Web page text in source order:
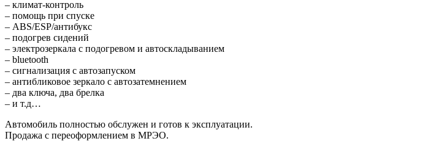
– климат-контроль
– помощь при спуске
– ABS/ESP/антибукс
– подогрев сидений
– электрозеркала с подогревом и автоскладыванием
– bluetooth
– сигнализация с автозапуском
– антибликовое зеркало с автозатемнением
– два ключа, два брелка
– и т.д…
Автомобиль полностью обслужен и готов к эксплуатации.
Продажа с переоформлением в МРЭО.